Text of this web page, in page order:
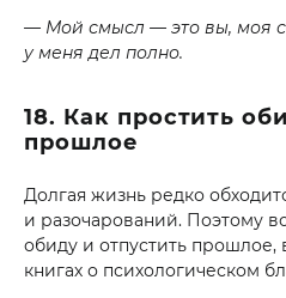
— Мой смысл — это вы, моя
у меня дел полно.
18. Как простить
прошлое
Долгая жизнь редко
и разочарований. Поэтому
обиду и отпустить прошлое,
книгах о психологическом